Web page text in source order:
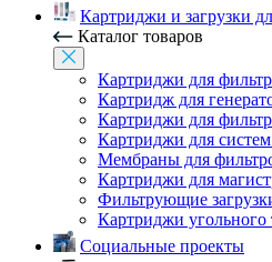
Картриджи и загрузки
Каталог товаров
Картриджи для
Картридж для
Картриджи для
Картриджи для
Мембраны для
Картриджи для
Фильтрующие
Картриджи угольного
Социальные проекты